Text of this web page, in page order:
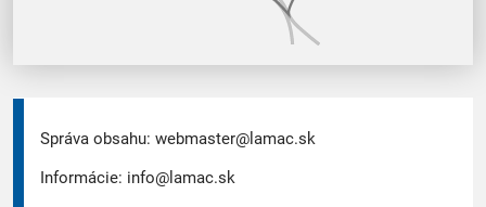
Správa obsahu: webmaster@lamac.sk
Informácie: info@lamac.sk